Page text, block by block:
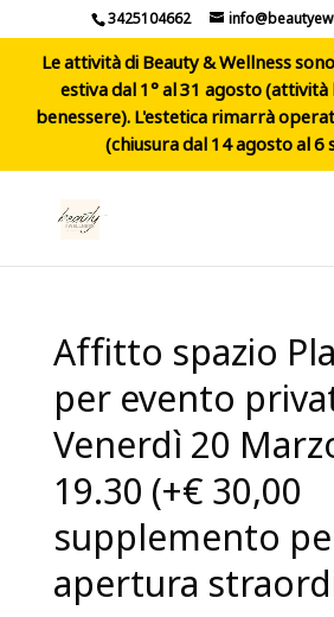
3425104662
Le attività di Beauty & Wellness
estiva dal 1° al 31 agosto
benessere). L'estetica rimarrà
(chiusura dal 14 agosto al
Affitto spazio
per evento
Venerdì 20
19.30 (+€ 30,00
supplemento
apertura